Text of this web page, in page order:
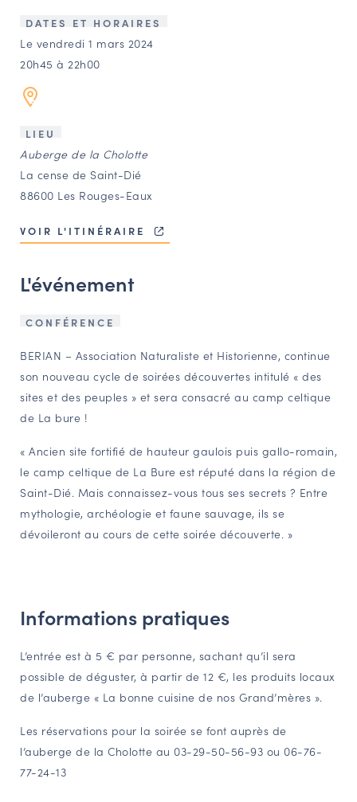
CONTACT
Agenda
Annuaire
Ressources
BOURSE D’ÉCHANGE
CARTES DES NAUDIN
Espace acteurs
NAVIGATION FILTRÉE « ACTEURS »
Comité d'Histoire Régionale
Service Inventaire et Patrimoines de la Région Grand Est
Étudiants & chercheurs
DATES ET HORAIRES
Le vendredi 1 mars 2024
20h45 à 22h00
LIEU
Auberge de la Cholotte
La cense de Saint-Dié
88600 Les Rouges-Eaux
VOIR L'ITINÉRAIRE
L'événement
CONFÉRENCE
BERIAN – Association Naturaliste et Historienne, continue
son nouveau cycle de soirées découvertes intitulé « des
sites et des peuples » et sera consacré au camp celtique
de La bure !
« Ancien site fortifié de hauteur gaulois puis gallo-romain,
le camp celtique de La Bure est réputé dans la région de
Saint-Dié. Mais connaissez-vous tous ses secrets ? Entre
mythologie, archéologie et faune sauvage, ils se
dévoileront au cours de cette soirée découverte. »
Informations pratiques
L’entrée est à 5 € par personne, sachant qu’il sera
possible de déguster, à partir de 12 €, les produits locaux
de l’auberge « La bonne cuisine de nos Grand’mères ».
Les réservations pour la soirée se font auprès de
l’auberge de la Cholotte au 03-29-50-56-93 ou 06-76-
77-24-13